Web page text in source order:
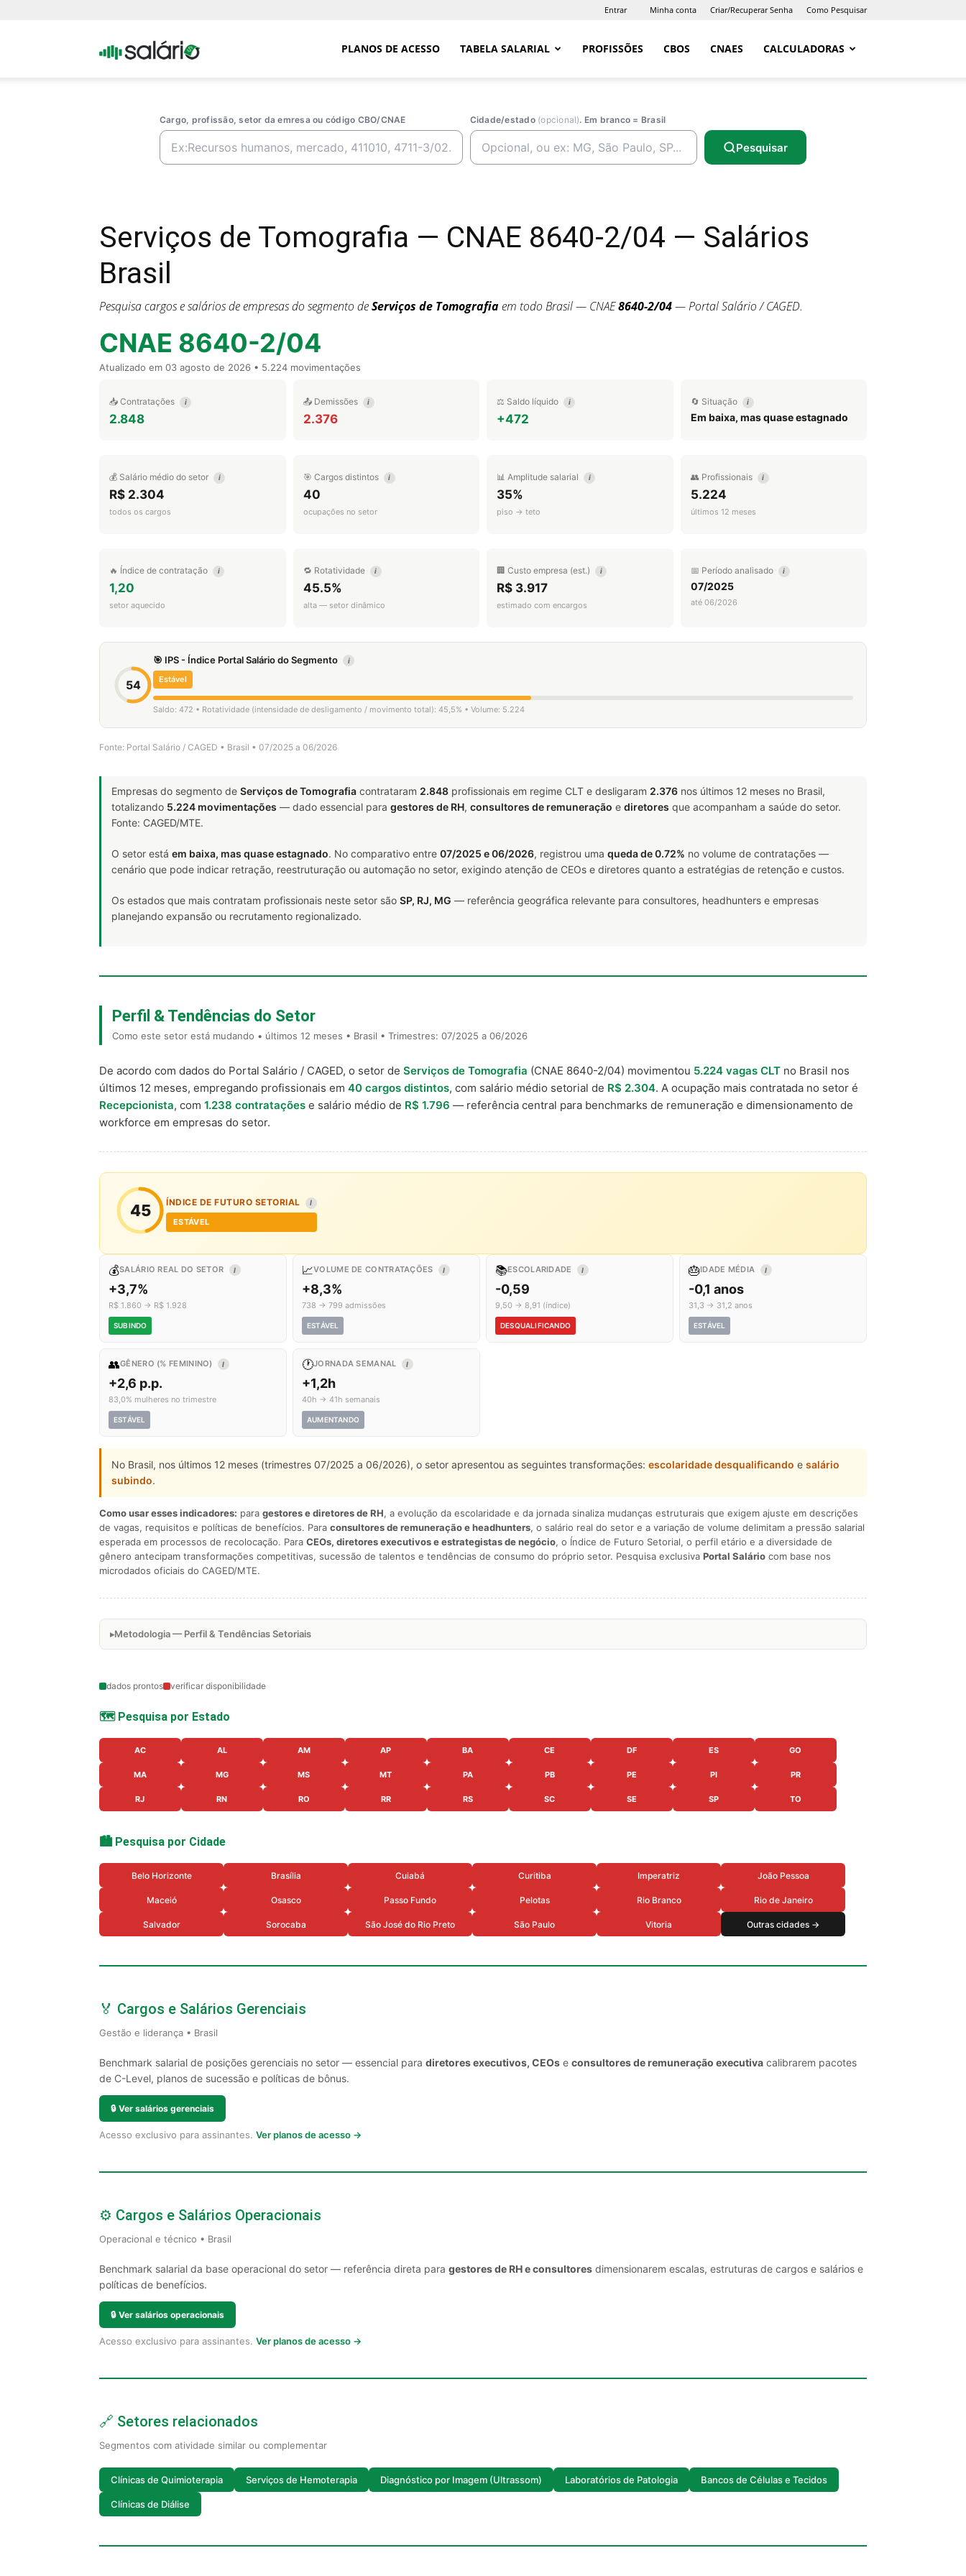
Entrar Minha conta Criar/Recuperar Senha Como Pesquisar
Portal PLANOS DE ACESSO TABELA SALARIAL PROFISSÕES CBOS CNAES CALCULADORAS
Cargo, profissão, setor da emresa ou código CBO/CNAE Cidade/estado (opcional). Em branco = Brasil
Pesquisar
Serviços de Tomografia — CNAE 8640-2/04 — Salários
Brasil
Pesquisa cargos e salários de empresas do segmento deServiços de Tomografiaem todo Brasil — CNAE8640-2/04— Portal Salário / CAGED.
CNAE 8640-2/04
Atualizado em 03 agosto de 2026 • 5.224 movimentações
📥 Contratações i
2.848
📤 Demissões i
2.376
⚖️ Saldo líquido i
+472
🔄 Situação i
Em baixa, mas quase estagnado
💰 Salário médio do setor i
R$ 2.304
todos os cargos
🎯 Cargos distintos i
40
ocupações no setor
📊 Amplitude salarial i
35%
piso → teto
👥 Profissionais i
5.224
últimos 12 meses
🔥 Índice de contratação i
1,20
setor aquecido
🔁 Rotatividade i
45.5%
alta — setor dinâmico
🏢 Custo empresa (est.) i
R$ 3.917
estimado com encargos
📅 Período analisado i
07/2025
até 06/2026
54
🎯 IPS - Índice Portal Salário do Segmento i
Estável
Saldo: 472 • Rotatividade (intensidade de desligamento / movimento total): 45,5% • Volume: 5.224
Fonte: Portal Salário / CAGED • Brasil • 07/2025 a 06/2026
Empresas do segmento de Serviços de Tomografia contrataram 2.848 profissionais em regime CLT e desligaram 2.376 nos últimos 12 meses no Brasil,
totalizando 5.224 movimentações — dado essencial para gestores de RH, consultores de remuneração e diretores que acompanham a saúde do setor.
Fonte: CAGED/MTE.
O setor está em baixa, mas quase estagnado. No comparativo entre 07/2025 e 06/2026, registrou uma queda de 0.72% no volume de contratações —
cenário que pode indicar retração, reestruturação ou automação no setor, exigindo atenção de CEOs e diretores quanto a estratégias de retenção e custos.
Os estados que mais contratam profissionais neste setor são SP, RJ, MG — referência geográfica relevante para consultores, headhunters e empresas
planejando expansão ou recrutamento regionalizado.
Perfil & Tendências do Setor
Como este setor está mudando • últimos 12 meses • Brasil • Trimestres: 07/2025 a 06/2026
De acordo com dados do Portal Salário / CAGED, o setor de Serviços de Tomografia (CNAE 8640-2/04) movimentou 5.224 vagas CLT no Brasil nos
últimos 12 meses, empregando profissionais em 40 cargos distintos, com salário médio setorial de R$ 2.304. A ocupação mais contratada no setor é
Recepcionista, com 1.238 contratações e salário médio de R$ 1.796 — referência central para benchmarks de remuneração e dimensionamento de
workforce em empresas do setor.
45 ÍNDICE DE FUTURO SETORIAL I
ESTÁVEL
💰SALÁRIO REAL DO SETOR I
+3,7%
R$ 1.860 → R$ 1.928
SUBINDO
📈VOLUME DE CONTRATAÇÕES I
+8,3%
738 → 799 admissões
ESTÁVEL
📚ESCOLARIDADE I
-0,59
9,50 → 8,91 (índice)
DESQUALIFICANDO
🎂IDADE MÉDIA I
-0,1 anos
31,3 → 31,2 anos
ESTÁVEL
👥GÊNERO (% FEMININO) I
+2,6 p.p.
83,0% mulheres no trimestre
ESTÁVEL
🕐JORNADA SEMANAL I
+1,2h
40h → 41h semanais
AUMENTANDO
No Brasil, nos últimos 12 meses (trimestres 07/2025 a 06/2026), o setor apresentou as seguintes transformações: escolaridade desqualificando e salário
subindo.
Como usar esses indicadores: para gestores e diretores de RH, a evolução da escolaridade e da jornada sinaliza mudanças estruturais que exigem ajuste em descrições
de vagas, requisitos e políticas de benefícios. Para consultores de remuneração e headhunters, o salário real do setor e a variação de volume delimitam a pressão salarial
esperada em processos de recolocação. Para CEOs, diretores executivos e estrategistas de negócio, o Índice de Futuro Setorial, o perfil etário e a diversidade de
gênero antecipam transformações competitivas, sucessão de talentos e tendências de consumo do próprio setor. Pesquisa exclusiva Portal Salário com base nos
microdados oficiais do CAGED/MTE.
Metodologia — Perfil & Tendências Setoriais
dados prontos verificar disponibilidade
🗺️ Pesquisa por Estado
AC AL AM AP BA CE DF ES GO
MA MG MS MT PA PB PE PI PR
RJ RN RO RR RS SC SE SP TO
🏙️ Pesquisa por Cidade
Belo Horizonte Brasília Cuiabá Curitiba Imperatriz João Pessoa
Maceió Osasco Passo Fundo Pelotas Rio Branco Rio de Janeiro
Salvador Sorocaba São José do Rio Preto São Paulo Vitoria Outras cidades →
🏅 Cargos e Salários Gerenciais
Gestão e liderança • Brasil
Benchmark salarial de posições gerenciais no setor — essencial para diretores executivos, CEOs e consultores de remuneração executiva calibrarem pacotes
de C-Level, planos de sucessão e políticas de bônus.
🔒 Ver salários gerenciais
Acesso exclusivo para assinantes. Ver planos de acesso →
⚙️ Cargos e Salários Operacionais
Operacional e técnico • Brasil
Benchmark salarial da base operacional do setor — referência direta para gestores de RH e consultores dimensionarem escalas, estruturas de cargos e salários e
políticas de benefícios.
🔒 Ver salários operacionais
Acesso exclusivo para assinantes. Ver planos de acesso →
🔗 Setores relacionados
Segmentos com atividade similar ou complementar
Clínicas de Quimioterapia Serviços de Hemoterapia Diagnóstico por Imagem (Ultrassom) Laboratórios de Patologia Bancos de Células e Tecidos
Clínicas de Diálise